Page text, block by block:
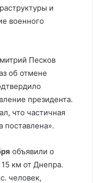
и
военного
Песков
об отмене
президента.
что частичная
поставлена».
объявили о
км от Днепра.
человек,